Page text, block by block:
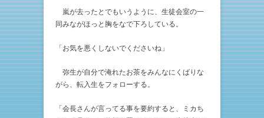
嵐が去ったとでもいうように、生徒会室の一
同みながほっと胸をなで下ろしている。
「お気を悪くしないでくださいね」
弥生が自分で淹れたお茶をみんなにくばりな
がら、転入生をフォローする。
「会長さんが言ってる事を要約すると、ミカち